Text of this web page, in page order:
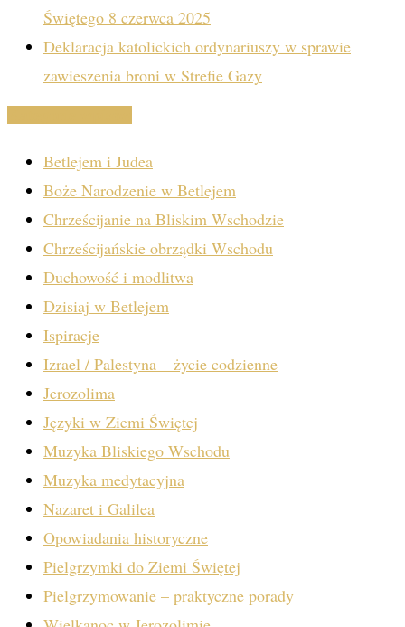
Świętego 8 czerwca 2025
Deklaracja katolickich ordynariuszy w sprawie
zawieszenia broni w Strefie Gazy
Betlejem i Judea
Boże Narodzenie w Betlejem
Chrześcijanie na Bliskim Wschodzie
Chrześcijańskie obrządki Wschodu
Duchowość i modlitwa
Dzisiaj w Betlejem
Ispiracje
Izrael / Palestyna – życie codzienne
Jerozolima
Języki w Ziemi Świętej
Muzyka Bliskiego Wschodu
Muzyka medytacyjna
Nazaret i Galilea
Opowiadania historyczne
Pielgrzymki do Ziemi Świętej
Pielgrzymowanie – praktyczne porady